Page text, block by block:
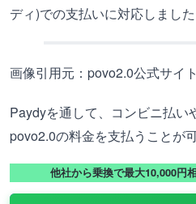
ディ)での支払いに対応しました
画像引用元：povo2.0公式サイト
Paydyを通して、コンビニ払い
povo2.0の料金を支払うことが
他社から乗換で最大10,000円